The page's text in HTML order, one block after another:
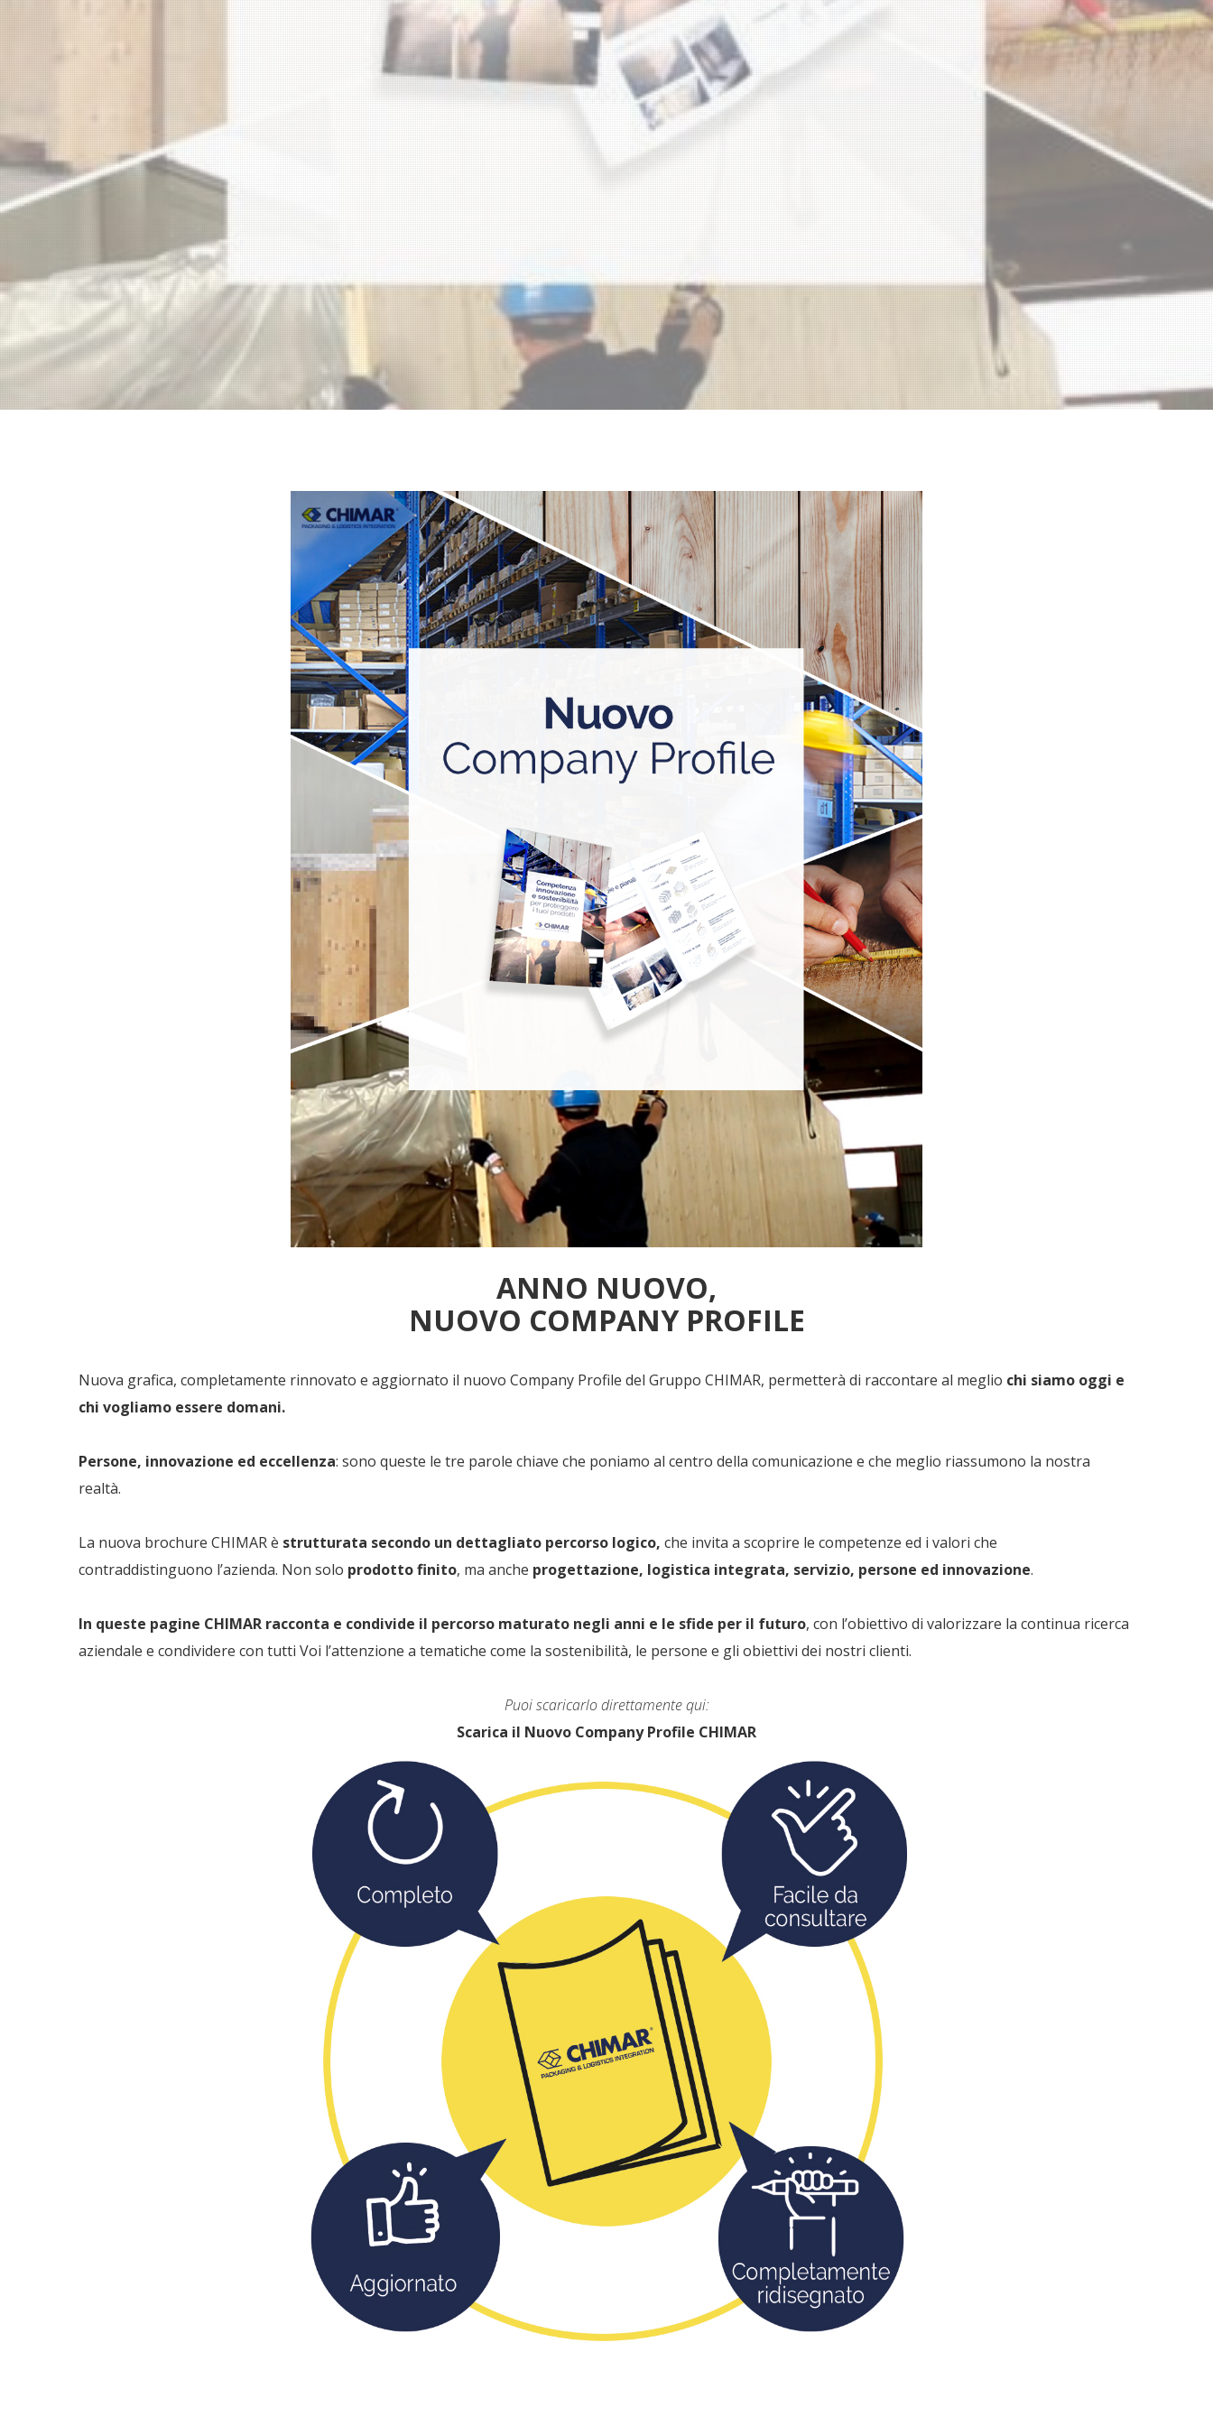
ANNO NUOVO,
NUOVO COMPANY PROFILE
Nuova grafica, completamente rinnovato e aggiornato il nuovo Company Profile del Gruppo CHIMAR, permetterà di raccontare al meglio chi siamo oggi e
chi vogliamo essere domani.
Persone, innovazione ed eccellenza: sono queste le tre parole chiave che poniamo al centro della comunicazione e che meglio riassumono la nostra
realtà.
La nuova brochure CHIMAR è strutturata secondo un dettagliato percorso logico, che invita a scoprire le competenze ed i valori che
contraddistinguono l’azienda. Non solo prodotto finito, ma anche progettazione, logistica integrata, servizio, persone ed innovazione.
In queste pagine CHIMAR racconta e condivide il percorso maturato negli anni e le sfide per il futuro, con l’obiettivo di valorizzare la continua ricerca
aziendale e condividere con tutti Voi l’attenzione a tematiche come la sostenibilità, le persone e gli obiettivi dei nostri clienti.
Puoi scaricarlo direttamente qui:
Scarica il Nuovo Company Profile CHIMAR